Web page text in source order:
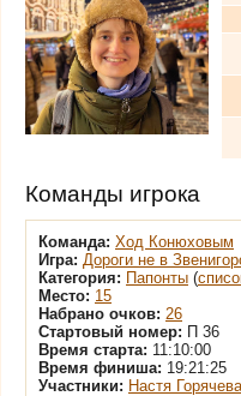
Команды игрока
Команда: Ход Конюховым
Игра: Дороги не в
Категория: Папонты (
Место: 15
Набрано очков: 26
Стартовый номер: П 36
Время старта: 11:10:00
Время финиша: 19:21:25
Участники: Настя Горячева